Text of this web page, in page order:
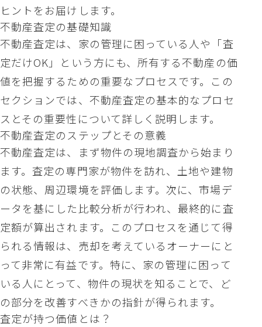
ヒントをお届けします。
不動産査定の基礎知識
不動産査定は、家の管理に困っている人や「査
定だけOK」という方にも、所有する不動産の価
値を把握するための重要なプロセスです。この
セクションでは、不動産査定の基本的なプロセ
スとその重要性について詳しく説明します。
不動産査定のステップとその意義
不動産査定は、まず物件の現地調査から始まり
ます。査定の専門家が物件を訪れ、土地や建物
の状態、周辺環境を評価します。次に、市場デ
ータを基にした比較分析が行われ、最終的に査
定額が算出されます。このプロセスを通じて得
られる情報は、売却を考えているオーナーにと
って非常に有益です。特に、家の管理に困って
いる人にとって、物件の現状を知ることで、ど
の部分を改善すべきかの指針が得られます。
査定が持つ価値とは？